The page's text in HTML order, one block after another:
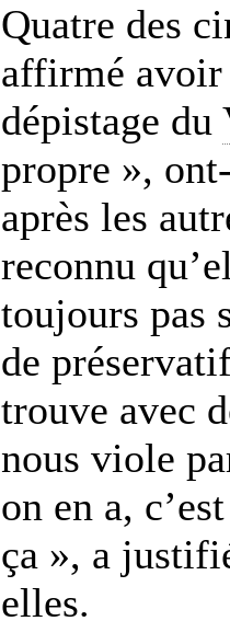
Quatre des
affirmé
dépistage du
propre »,
après les
reconnu
toujours pas
de
trouve avec
nous viole
on en a,
ça », a
elles.